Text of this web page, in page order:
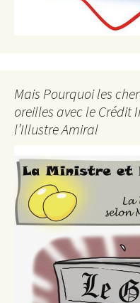
Mais Pourquoi les
oreilles avec le Crédit
l’Illustre Amiral